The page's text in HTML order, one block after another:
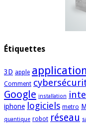
Étiquettes
3D apple
Comment
Google installation
iphone logiciels metro
quantique robot réseau